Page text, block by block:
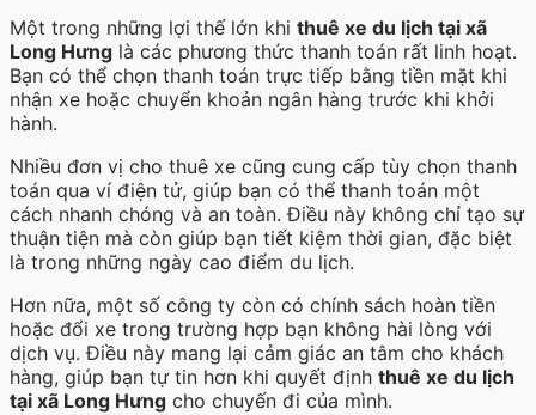
Một trong những lợi thế lớn khi thuê xe du lịch tại xã
Long Hưng là các phương thức thanh toán rất linh hoạt.
Bạn có thể chọn thanh toán trực tiếp bằng tiền mặt khi
nhận xe hoặc chuyển khoản ngân hàng trước khi khởi
hành.
Nhiều đơn vị cho thuê xe cũng cung cấp tùy chọn thanh
toán qua ví điện tử, giúp bạn có thể thanh toán một
cách nhanh chóng và an toàn. Điều này không chỉ tạo sự
thuận tiện mà còn giúp bạn tiết kiệm thời gian, đặc biệt
là trong những ngày cao điểm du lịch.
Hơn nữa, một số công ty còn có chính sách hoàn tiền
hoặc đổi xe trong trường hợp bạn không hài lòng với
dịch vụ. Điều này mang lại cảm giác an tâm cho khách
hàng, giúp bạn tự tin hơn khi quyết định thuê xe du lịch
tại xã Long Hưng cho chuyến đi của mình.